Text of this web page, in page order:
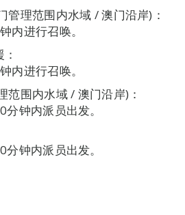
管理范围内水域 / 澳门沿岸)：
内进行召唤。
内进行召唤。
范围内水域 / 澳门沿岸)：
钟内派员出发。
钟内派员出发。